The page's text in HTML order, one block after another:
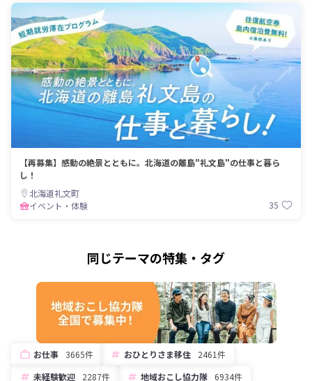
【再募集】感動の絶景とともに。北海道の離島"礼文島"の仕事と暮ら
し！
北海道礼文町
イベント・体験
35
同じテーマの特集・タグ
お仕事 3665件 おひとりさま移住
2461件
未経験歓迎
2287件 地域おこし協力隊 6934件